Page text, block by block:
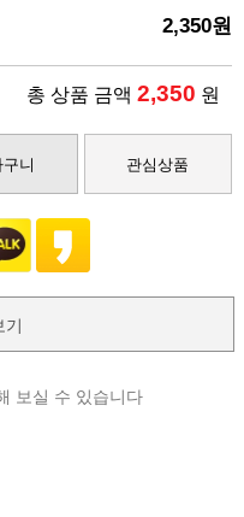
2,350원
총 상품 금액 2,350 원
니 관심상품
기
보실 수 있습니다